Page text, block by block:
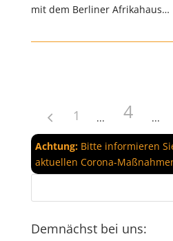
mit dem Berliner Afrikahaus…
1 4
Achtung:Bitte informieren
aktuellen Corona-
Demnächst bei uns: